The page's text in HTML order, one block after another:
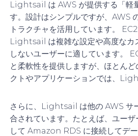
Lightsail は AWS が提供する「軽
す。設計はシンプルですが、AWS
トラクチャを活用しています。 EC2
Lightsail は複雑な設定や高度なカ
しないユーザーに適しています。
と柔軟性を提供しますが、ほとん
クトやアプリケーションでは、
さらに、Lightsail は他の AWS サ
合されています。たとえば、ユー
して Amazon RDS に接続してデ